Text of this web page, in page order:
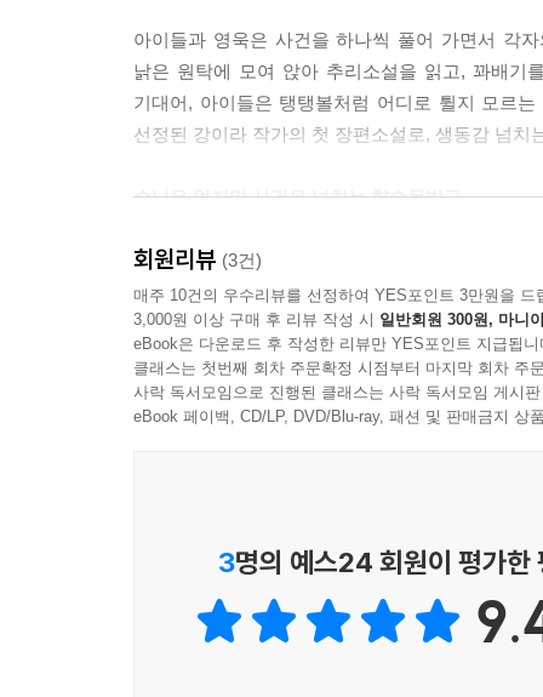
아이들과 영욱은 사건을 하나씩 풀어 가면서 각
낡은 원탁에 모여 앉아 추리소설을 읽고, 꽈배기
기대어, 아이들은 탱탱볼처럼 어디로 튈지 모르
선정된 강이라 작가의 첫 장편소설로, 생동감 넘
손님은 없지만 사건은 넘치는 향수문방구
향수문방구는 손님이 하루에 한두 명밖에 오지
추리소설을 읽으며 고요하게 보낸다. 그런 영욱
영욱의 날들은 예측할 수 없는 방향으로 흐르기
의심 많고 툭툭대서 오해받기 십상인 고등학생
정도다! 과연 향수문방구 아이들은 무무를 재울
이름이 바뀐다고 그림자까지 바뀌는 건 아니야
리라와 하나, 동우는 내가 선택하지 않은 이름,
가족과 일상이 한순간 뒤집히면서 혼란에 빠진
회원리뷰 (3건)
매주 10건의 우수리뷰를 선정하여 YES포인트 3만원을 드
3,000원 이상 구매 후 리뷰 작성 시 일반회원 300원, 마니
eBook은 다운로드 후 작성한 리뷰만 YES포인트 지급됩니
클래스는 첫번째 회차 주문확정 시점부터 마지막 회차 주
사락 독서모임으로 진행된 클래스는 사락 독서모임 게시
eBook 페이백, CD/LP, DVD/Blu-ray, 패션 및 판매금지 상
3명의 예스24 회원이 평가한